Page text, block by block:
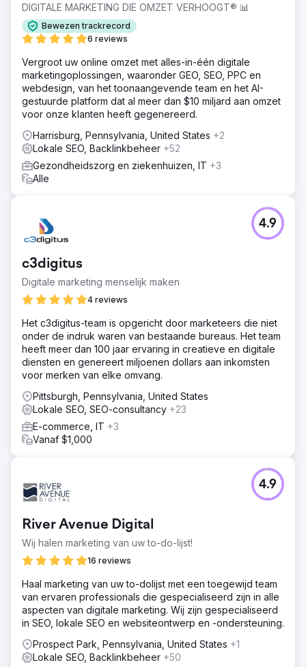
DIGITALE MARKETING DIE OMZET VERHOOGT® 📊
Bewezen trackrecord
6 reviews
Vergroot uw online omzet met alles-in-één digitale
marketingoplossingen, waaronder GEO, SEO, PPC en
webdesign, van het toonaangevende team en het AI-
gestuurde platform dat al meer dan $10 miljard aan omzet
voor onze klanten heeft gegenereerd.
Harrisburg, Pennsylvania, United States +2
Lokale SEO, Backlinkbeheer +52
Gezondheidszorg en ziekenhuizen, IT +3
Alle
c3digitus
Digitale marketing menselijk maken
4 reviews
4.9
Het c3digitus-team is opgericht door marketeers die niet
onder de indruk waren van bestaande bureaus. Het team
heeft meer dan 100 jaar ervaring in creatieve en digitale
diensten en genereert miljoenen dollars aan inkomsten
voor merken van elke omvang.
Pittsburgh, Pennsylvania, United States
Lokale SEO, SEO-consultancy +23
E-commerce, IT +3
Vanaf $1,000
River Avenue Digital
Wij halen marketing van uw to-do-lijst!
16 reviews
4.9
Haal marketing van uw to-dolijst met een toegewijd team
van ervaren professionals die gespecialiseerd zijn in alle
aspecten van digitale marketing. Wij zijn gespecialiseerd
in SEO, lokale SEO en websiteontwerp en -ondersteuning.
Prospect Park, Pennsylvania, United States +1
Lokale SEO, Backlinkbeheer +50